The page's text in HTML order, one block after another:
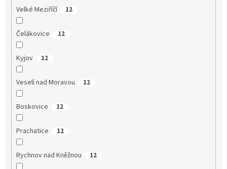
Velké Meziříčí 12
Čelákovice 12
Kyjov 12
Veselí nad Moravou 12
Boskovice 12
Prachatice 12
Rychnov nad Kněžnou 12